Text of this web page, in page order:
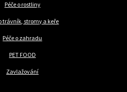
Péče o rostliny
trávník, stromy a keře
Péče o zahradu
PET FOOD
Zavlažování